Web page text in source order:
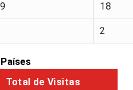
18
2
Total de Visitas